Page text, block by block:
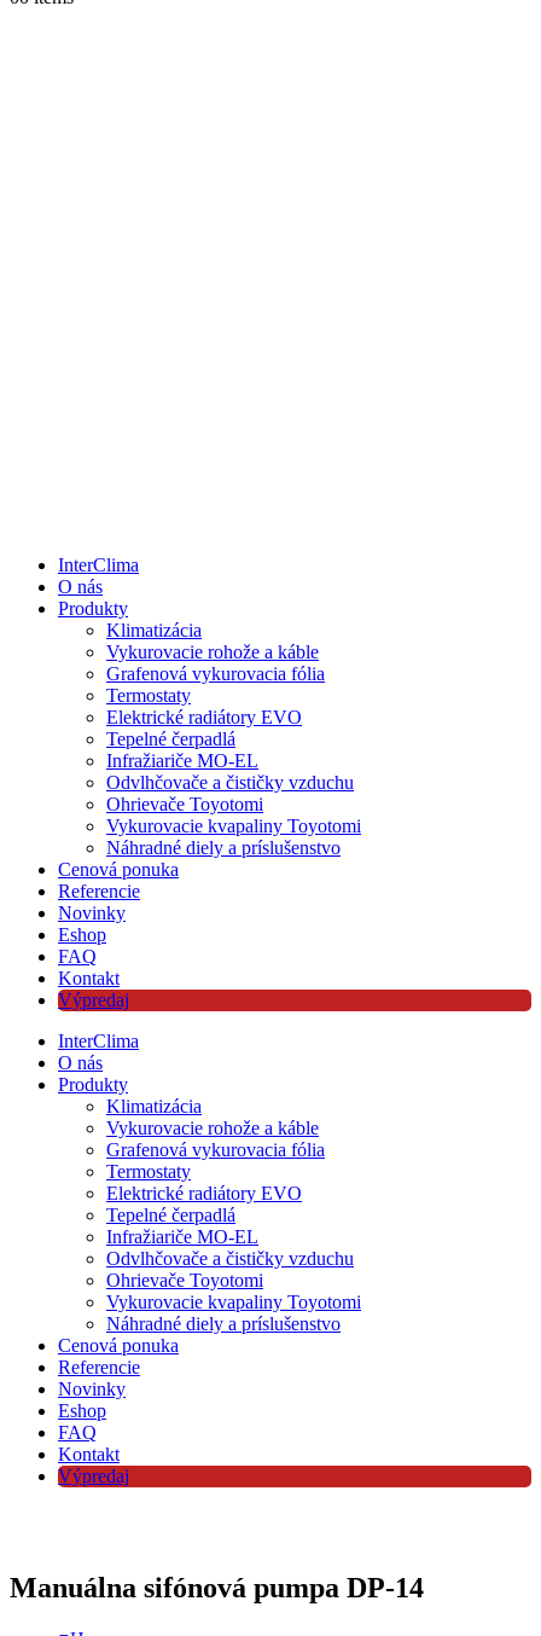
InterClima
O nás
Produkty
Klimatizácia
Vykurovacie rohože a káble
Grafenová vykurovacia fólia
Termostaty
Elektrické radiátory EVO
Tepelné čerpadlá
Infražiariče MO-EL
Odvlhčovače a čističky vzduchu
Ohrievače Toyotomi
Vykurovacie kvapaliny Toyotomi
Náhradné diely a príslušenstvo
Cenová ponuka
Referencie
Novinky
Eshop
FAQ
Kontakt
Výpredaj
InterClima
O nás
Produkty
Klimatizácia
Vykurovacie rohože a káble
Grafenová vykurovacia fólia
Termostaty
Elektrické radiátory EVO
Tepelné čerpadlá
Infražiariče MO-EL
Odvlhčovače a čističky vzduchu
Ohrievače Toyotomi
Vykurovacie kvapaliny Toyotomi
Náhradné diely a príslušenstvo
Cenová ponuka
Referencie
Novinky
Eshop
FAQ
Kontakt
Výpredaj
Manuálna sifónová pumpa DP-14